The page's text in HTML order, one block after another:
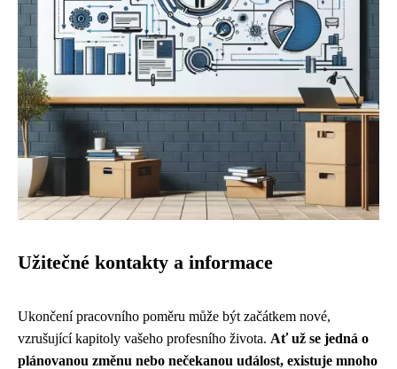
Užitečné kontakty a informace
Ukončení pracovního poměru může být začátkem nové,
vzrušující kapitoly vašeho profesního života. Ať už se jedná o
plánovanou změnu nebo nečekanou událost, existuje mnoho